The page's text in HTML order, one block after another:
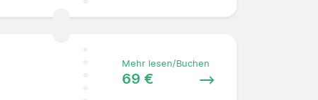
Mehr lesen/Buchen
69 €